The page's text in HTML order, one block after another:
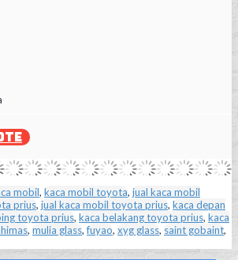
mobil, kaca mobil toyota, jual kaca mobil
prius, jual kaca mobil toyota prius, kaca depan
toyota prius, kaca belakang toyota prius, kaca
, mulia glass,fuyao, xyg glass, saint gobaint,